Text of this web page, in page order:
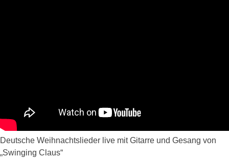
Deutsche Weihnachtslieder live mit Gitarre und Gesang von
„Swinging Claus“